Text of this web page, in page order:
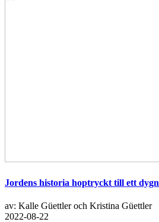
Jordens historia hoptryckt till ett dygn
av: Kalle Güettler och Kristina Güettler
2022-08-22